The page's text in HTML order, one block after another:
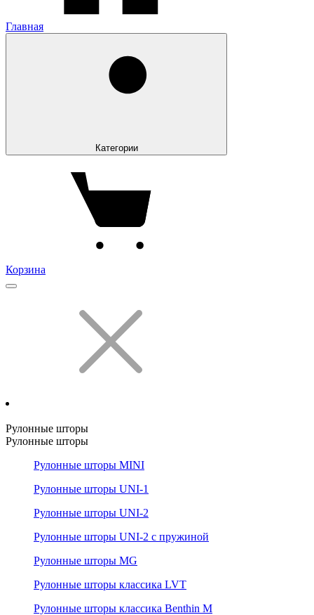
Главная
Категории
Корзина
Рулонные шторы
Рулонные шторы
Рулонные шторы MINI
Рулонные шторы UNI-1
Рулонные шторы UNI-2
Рулонные шторы UNI-2 с пружиной
Рулонные шторы MG
Рулонные шторы классика LVT
Рулонные шторы классика Benthin M